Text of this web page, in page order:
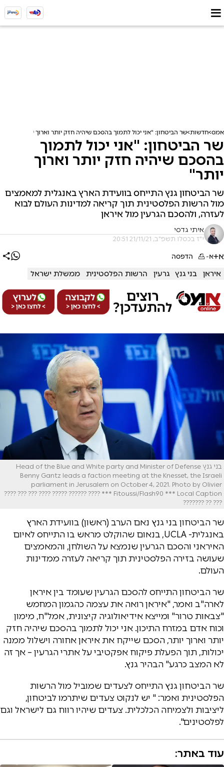
אמס חדשות שר הביטחון: "אני יכול לתמוך בהסכם שיהיה חזק יותר וארוך יותר"
שר הביטחון: "אני יכול לתמוך
בהסכם שיהיה חזק יותר וארוך
יותר"
שר הביטחון גנץ התייחס בוועידת הארץ באנגלית למאמצים
מול הרשות הפלסטינית תוך קריאה למדינות העולם לבוא
לעזרה, ולהסכם הגרעין מול איראן
איתי גדסי
י"ז בכסלו תשפ"ב, 21/11/21 20:51
א+א- הדפסה
איראן בני גנץ גרעין הרשות הפלסטינית ממשלת ישראל
בני גנץ Head of the Blue and White party and Minister of Defense
Benny Gantz leads a faction meeting at the Knesset, the Israeli
parliament in Jerusalem on October 4, 2021. Photo by Olivier
Fitoussi/Flash90 *** Local Caption *** ???? ?????? ????? ???? ??? ??? ????
??? ?? ???????
שר הביטחון בני גנץ נאם הערב (ראשון) בוועידת הארץ
באנגלית- UCLA, בנאום שהוקלט מראש בו התייחס לאיום
האיראני והסכם הגרעין שנמצא על השולחן, והמאמצים
שעושה בזירה הפלסטינית תוך קריאה לעזרה ממדינות
העולם.
שר הביטחון התייחס להסכם הגרעין שעומד בין איראן
לארה"ב ואמר, "איראן רואה את עצמה כהגמון המחמש
"צבאות טרור" ומייצא אידיאולוגיה קיצונית, אמל"ח, מימון
וכוח אדם במזרח התיכון. אני יכול לתמוך בהסכם שיהיה חזק
יותר וארוך יותר, הסכם שייקח את איראן אחורה וישלול ממנה
יכולות, תוך הפעלת פיקוח אפקטיבי על אתרי הגרעין – אך זה
לא המצב כרגע" הבהיר גנץ.
שר הביטחון גנץ התייחס לצעדים שמוביל מול הרשות
הפלסטינית ואמר: " יש לנקוט צעדים שיתרמו לביטחון,
ליציבות ולצמיחה הכלכלית. צעדים שיהיו רווח גם לישראל וגם
לפלסטינים".
עוד באתר: